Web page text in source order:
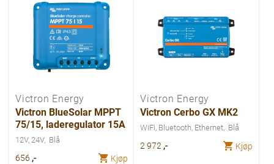
Victron Energy
Victron BlueSolar MPPT
75/15, laderegulator 15A
12V, 24V Blå
656 ,- Kjøp
Victron Energy
Victron Cerbo GX MK2
WiFi, Bluetooth, Ethernet Blå
2 972 ,- Kjøp